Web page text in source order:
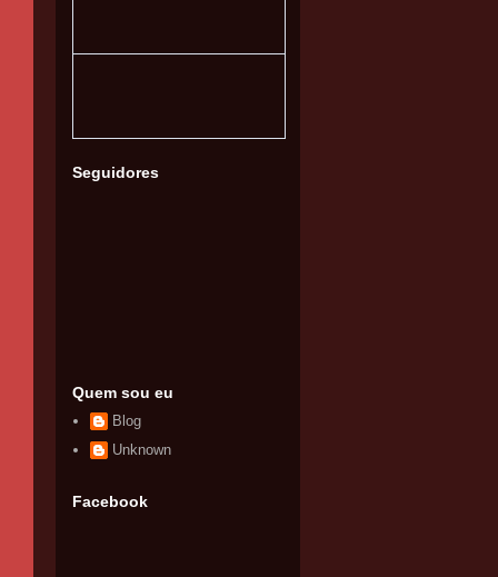
Seguidores
Quem sou eu
Blog
Unknown
Facebook